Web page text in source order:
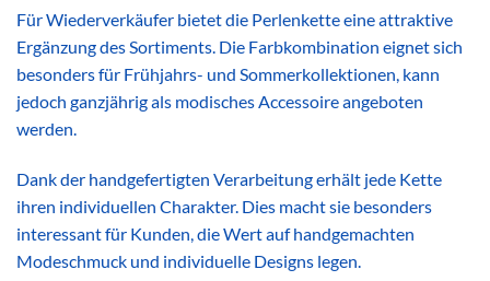
Für Wiederverkäufer bietet die Perlenkette eine attraktive
Ergänzung des Sortiments. Die Farbkombination eignet sich
besonders für Frühjahrs- und Sommerkollektionen, kann
jedoch ganzjährig als modisches Accessoire angeboten
werden.
Dank der handgefertigten Verarbeitung erhält jede Kette
ihren individuellen Charakter. Dies macht sie besonders
interessant für Kunden, die Wert auf handgemachten
Modeschmuck und individuelle Designs legen.